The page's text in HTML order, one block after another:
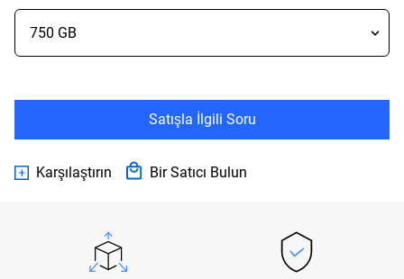
Satışla İlgili Soru
Karşılaştırın Bir Satıcı Bulun